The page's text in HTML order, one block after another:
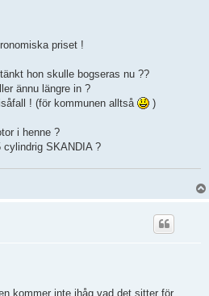
priset !
hon skulle bogseras nu ??
ännu längre in ?
! (för kommunen alltså
)
i henne ?
cylindrig SKANDIA ?
kommer inte ihåg vad det sitter för